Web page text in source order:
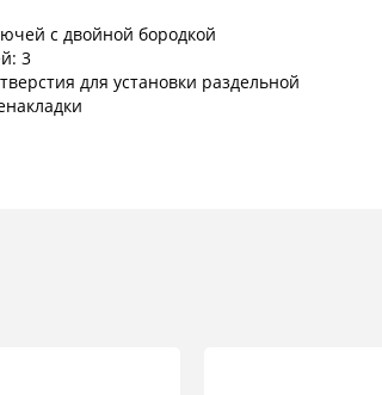
с двойной бородкой
3
для установки раздельной